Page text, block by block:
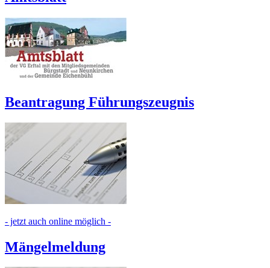
Beantragung Führungszeugnis
- jetzt auch online möglich -
Mängelmeldung